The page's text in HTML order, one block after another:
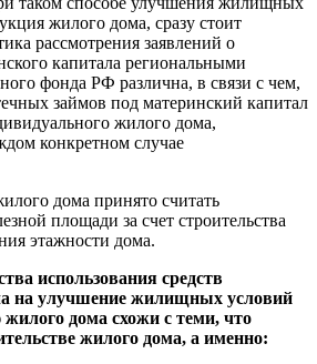
жилого дома, сразу стоит
рассмотрения заявлений о
капитала региональными
фонда РФ различна, в связи с чем,
займов под материнский капитал
жилого дома,
конкретном случае
дома принято считать
площади за счет строительства
этажности дома.
использования средств
на улучшение жилищных условий
жилого дома схожи с теми, что
жилого дома, а именно: